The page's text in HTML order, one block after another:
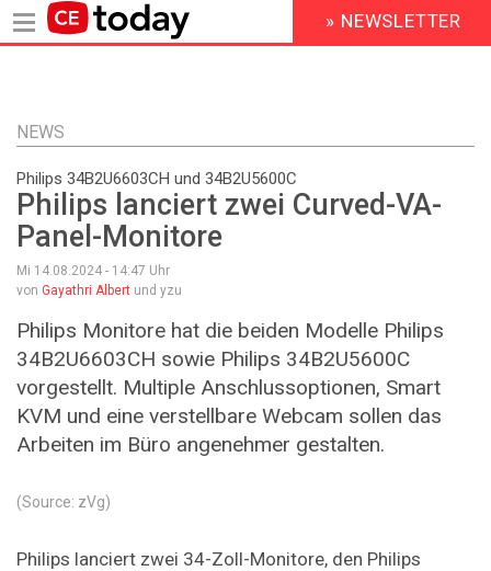
Inhalt
HEADER
MENU
» NEWSLETTER
NEWS
Philips 34B2U6603CH und 34B2U5600C
Philips lanciert zwei Curved-VA-
Panel-Monitore
Mi 14.08.2024 - 14:47 Uhr
von Gayathri Albert und yzu
Philips Monitore hat die beiden Modelle Philips
34B2U6603CH sowie Philips 34B2U5600C
vorgestellt. Multiple Anschlussoptionen, Smart
KVM und eine verstellbare Webcam sollen das
Arbeiten im Büro angenehmer gestalten.
(Source: zVg)
Philips lanciert zwei 34-Zoll-Monitore, den Philips